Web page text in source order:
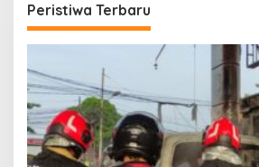
Peristiwa Terbaru